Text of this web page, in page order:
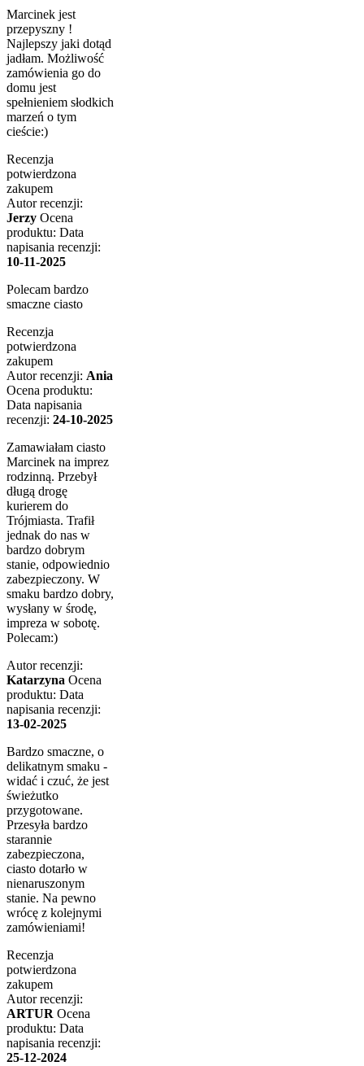
Marcinek jest
przepyszny !
Najlepszy jaki dotąd
jadłam. Możliwość
zamówienia go do
domu jest
spełnieniem słodkich
marzeń o tym
cieście:)
Recenzja
potwierdzona
zakupem
Autor recenzji:
Jerzy Ocena
produktu: Data
napisania recenzji:
10-11-2025
Polecam bardzo
smaczne ciasto
Recenzja
potwierdzona
zakupem
Autor recenzji: Ania
Ocena produktu:
Data napisania
recenzji: 24-10-2025
Zamawiałam ciasto
Marcinek na imprez
rodzinną. Przebył
długą drogę
kurierem do
Trójmiasta. Trafił
jednak do nas w
bardzo dobrym
stanie, odpowiednio
zabezpieczony. W
smaku bardzo dobry,
wysłany w środę,
impreza w sobotę.
Polecam:)
Autor recenzji:
Katarzyna Ocena
produktu: Data
napisania recenzji:
13-02-2025
Bardzo smaczne, o
delikatnym smaku -
widać i czuć, że jest
świeżutko
przygotowane.
Przesyła bardzo
starannie
zabezpieczona,
ciasto dotarło w
nienaruszonym
stanie. Na pewno
wrócę z kolejnymi
zamówieniami!
Recenzja
potwierdzona
zakupem
Autor recenzji:
ARTUR Ocena
produktu: Data
napisania recenzji:
25-12-2024